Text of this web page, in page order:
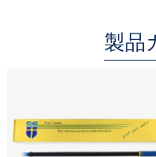
製品